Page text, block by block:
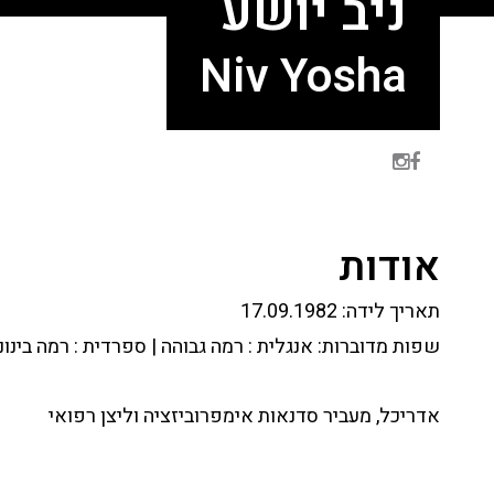
Niv Yosha
אודות
תאריך לידה:
שפות מדוברות: אנגלית : רמה גבוהה | ספרדית : רמה
אדריכל, מעביר סדנאות אימפרוביזציה וליצן רפואי